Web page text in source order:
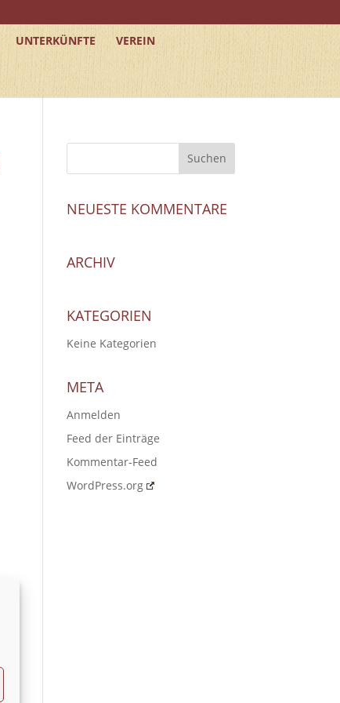
UNTERKÜNFTE
VEREIN
NEUESTE KOMMENTARE
ARCHIV
KATEGORIEN
Keine Kategorien
META
Anmelden
Feed der Einträge
Kommentar-Feed
WordPress.org